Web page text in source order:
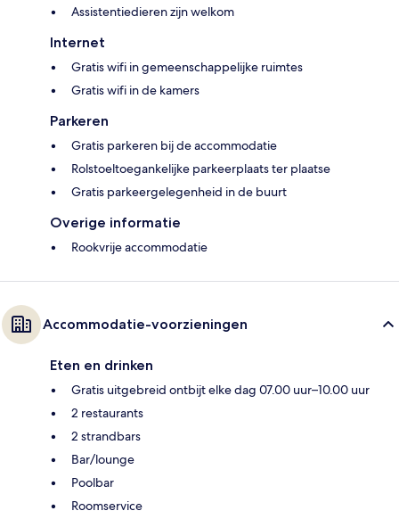
Assistentiedieren zijn welkom
Internet
Gratis wifi in gemeenschappelijke ruimtes
Gratis wifi in de kamers
Parkeren
Gratis parkeren bij de accommodatie
Rolstoeltoegankelijke parkeerplaats ter plaatse
Gratis parkeergelegenheid in de buurt
Overige informatie
Rookvrije accommodatie
Accommodatie-voorzieningen
Eten en drinken
Gratis uitgebreid ontbijt elke dag 07.00 uur–10.00 uur
2 restaurants
2 strandbars
Bar/lounge
Poolbar
Roomservice